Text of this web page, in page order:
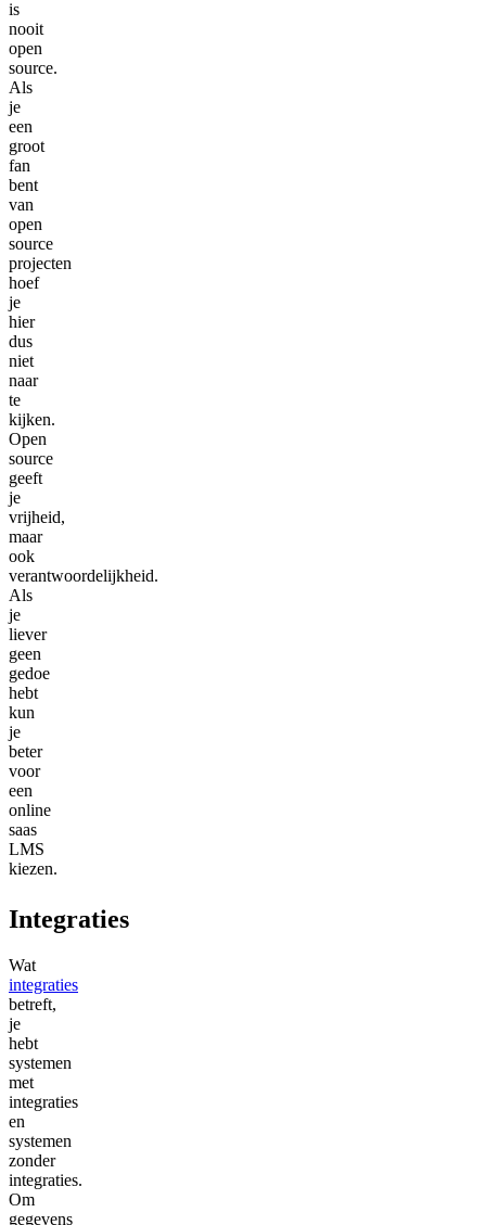
is
nooit
open
source.
Als
je
een
groot
fan
bent
van
open
source
projecten
hoef
je
hier
dus
niet
naar
te
kijken.
Open
source
geeft
je
vrijheid,
maar
ook
verantwoordelijkheid.
Als
je
liever
geen
gedoe
hebt
kun
je
beter
voor
een
online
saas
LMS
kiezen.
Integraties
Wat
integraties
betreft,
je
hebt
systemen
met
integraties
en
systemen
zonder
integraties.
Om
gegevens